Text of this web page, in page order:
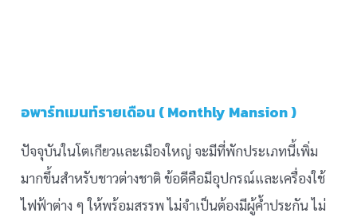
อพาร์ทเมนท์รายเดือน ( Monthly Mansion )
ปัจจุบันในโตเกียวและเมืองใหญ่ จะมีที่พักประเภทนี้เพิ่ม
มากขึ้นสำหรับชาวต่างชาติ ข้อดีคือมีอุปกรณ์และเครื่องใช้
ไฟฟ้าต่าง ๆ ให้พร้อมสรรพ ไม่จำเป็นต้องมีผู้ค้ำประกัน ไม่